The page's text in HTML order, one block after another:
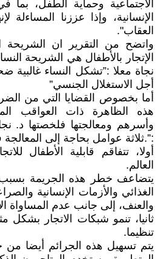
الاجتماعية وحماية الطفل،
الإنسانية، وإذا عززنا المساءلة
العقاب".
واتضح من التقرير ان الشريحة
الإتجار بالأطفال هي الشريحة
نجاة معلا :”تشكل النساء غالبية
أجل الاستغلال الجنسي”
أما بخصوص القضايا التي من
هذه الظاهرة ذات العواقب
وأسرهم ومعالجتها فلخصتها د.
:”.ثلاثة عوامل بحاجة إلى
أولا، تتفاقم قابلية الأطفال
العالم.
يتضاعف خطر هذه الجريمة بسبب
الغذائي والأزمات الإنسانية
والعنف، إلى جانب عدم المساواة
ثانيا، تنمو شبكات الاتجار بشكل
تنظيما.
يتم تسهيل هذه الجرائم أيضا من